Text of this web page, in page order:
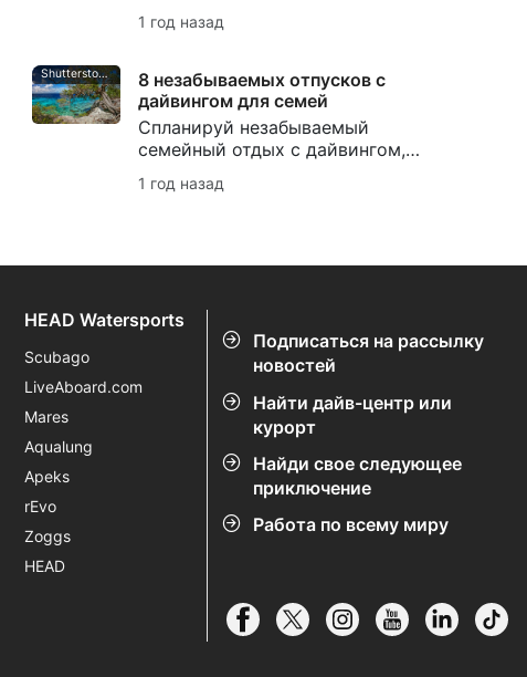
меня?". Открой для себя
фридайвинга и исследуй лучшие
местные места для погружений
прямо здесь!
1 год назад
Shutterstock_John-A-Anderson
8 незабываемых отпусков с
дайвингом для семей
Спланируй незабываемый
семейный отдых с дайвингом,
предлагающие удобные для детей
всех возрастов.
1 год назад
Подписаться на рассылку
новостей
Найти дайв-центр или
курорт
Найди свое следующее
приключение
Работа по всему миру
HEAD Watersports
Scubago
LiveAboard.com
Mares
Aqualung
Apeks
rEvo
Zoggs
HEAD